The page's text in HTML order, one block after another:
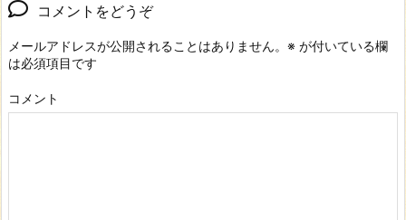
コメントをどうぞ
メールアドレスが公開されることはありません。 ※ が付いている欄
は必須項目です
コメント